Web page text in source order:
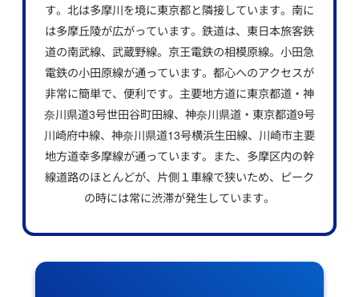
す。北は多摩川を境に東京都と隣接しています。南に
は多摩丘陵が広がっています。鉄道は、東日本旅客鉄
道の南武線、武蔵野線。京王電鉄の相模原線。小田急
電鉄の小田原線が通っています。都心へのアクセスが
非常に簡単で、便利です。主要地方道に東京都道・神
奈川県道3号世田谷町田線、神奈川県道・東京都道9号
川崎府中線、神奈川県道13号横浜生田線、川崎市主要
地方道幸多摩線が通っています。また、多摩区内の幹
線道路のほとんどが、片側１車線で狭いため、ピーク
の時には常に渋滞が発生しています。